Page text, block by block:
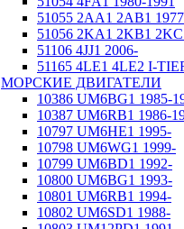
51055 2AA1 2AB1
51056 2KA1 2KB1
51106 4JJ1 2006-
51165 4LE1 4LE2 I-
МОРСКИЕ ДВИГАТЕЛИ
10386 UM6BG1 1985-
10387 UM6RB1 1986-
10797 UM6HE1 1995-
10798 UM6WG1 1999-
10799 UM6BD1 1992-
10800 UM6BG1 1993-
10801 UM6RB1 1994-
10802 UM6SD1 1988-